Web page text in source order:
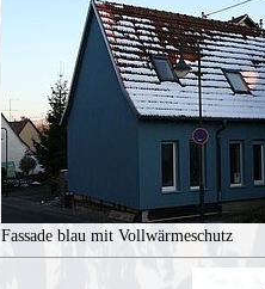
Fassade blau mit Vollwärmeschutz